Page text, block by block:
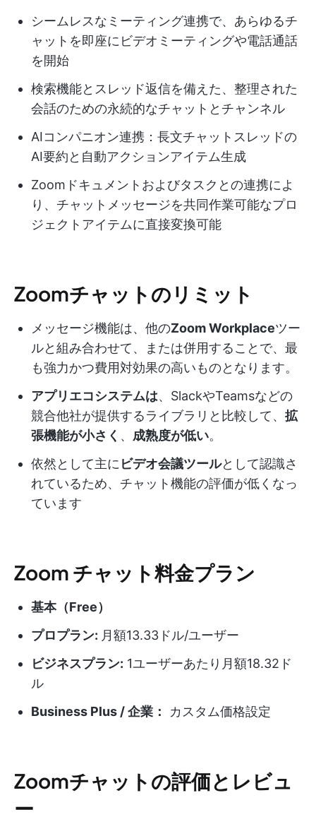
シームレスなミーティング連携で、あらゆるチ
ャットを即座にビデオミーティングや電話通話
を開始
検索機能とスレッド返信を備えた、整理された
会話のための永続的なチャットとチャンネル
AIコンパニオン連携：長文チャットスレッドの
AI要約と自動アクションアイテム生成
Zoomドキュメントおよびタスクとの連携によ
り、チャットメッセージを共同作業可能なプロ
ジェクトアイテムに直接変換可能
Zoomチャットのリミット
メッセージ機能は、他のZoom Workplaceツー
ルと組み合わせて、または併用することで、最
も強力かつ費用対効果の高いものとなります。
アプリエコシステムは、SlackやTeamsなどの
競合他社が提供するライブラリと比較して、 拡
張機能が小さく 、 成熟度が低い。
依然として主にビデオ会議ツールとして認識さ
れているため、チャット機能の評価が低くなっ
ています
Zoom チャット料金プラン
基本（Free）
プロプラン: 月額13.33ドル/ユーザー
ビジネスプラン: 1ユーザーあたり月額18.32ド
ル
Business Plus / 企業：
カスタム価格設定
Zoomチャットの評価とレビュ
ー